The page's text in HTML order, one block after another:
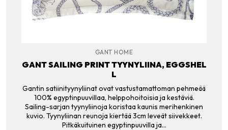
GANT HOME
GANT SAILING PRINT TYYNYLIINA, EGGSHEL
L
Gantin satiinityynyliinat ovat vastustamattoman pehmeää
100% egyptinpuuvillaa, helppohoitoisia ja kestäviä.
Sailing-sarjan tyynyliinoja koristaa kaunis merihenkinen
kuvio. Tyynyliinan reunoja kiertää 3cm leveät siivekkeet.
Pitkäkuituinen egyptinpuuvilla ja…